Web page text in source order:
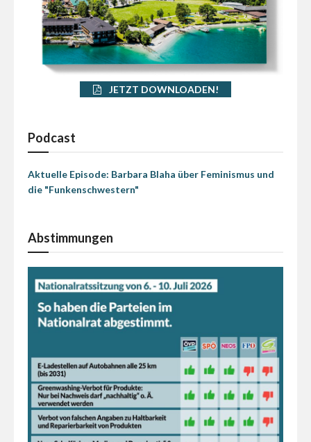
JETZT DOWNLOADEN!
Podcast
Aktuelle Episode: Barbara Blaha über Feminismus und
die "Funkenschwestern"
Abstimmungen